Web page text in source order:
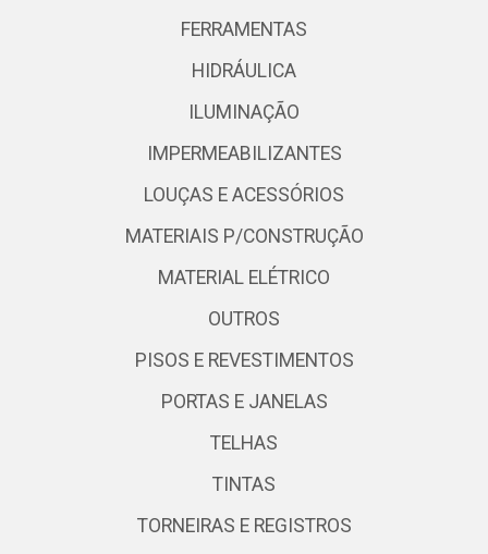
FERRAMENTAS
HIDRÁULICA
ILUMINAÇÃO
IMPERMEABILIZANTES
LOUÇAS E ACESSÓRIOS
MATERIAIS P/CONSTRUÇÃO
MATERIAL ELÉTRICO
OUTROS
PISOS E REVESTIMENTOS
PORTAS E JANELAS
TELHAS
TINTAS
TORNEIRAS E REGISTROS